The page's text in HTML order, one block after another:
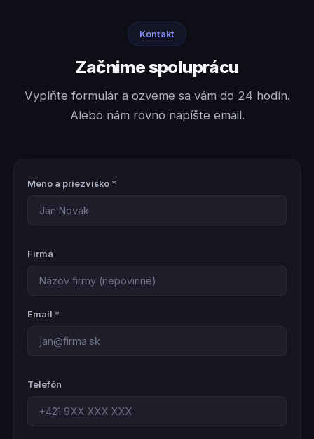
Kontakt
Začnime spoluprácu
Vyplňte formulár a ozveme sa vám do 24 hodín.
Alebo nám rovno napíšte email.
Meno a priezvisko *
Firma
Email *
Telefón